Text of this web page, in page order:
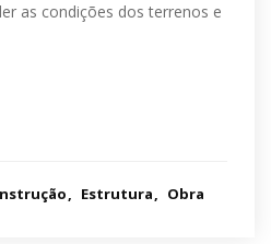
as condições dos terrenos e
Estrutura Obra